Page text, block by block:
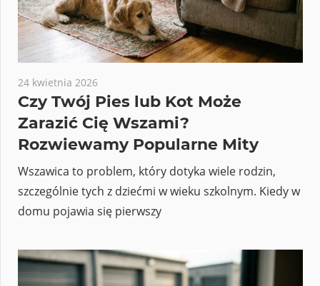
24 kwietnia 2026
Czy Twój Pies lub Kot Może
Zarazić Cię Wszami?
Rozwiewamy Popularne Mity
Wszawica to problem, który dotyka wiele rodzin,
szczególnie tych z dziećmi w wieku szkolnym. Kiedy w
domu pojawia się pierwszy